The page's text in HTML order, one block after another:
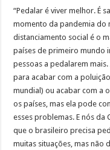
“Pedalar é viver melhor. É
momento da pandemia do
distanciamento social é o
países de primeiro mundo
pessoas a pedalarem
para acabar com a
mundial) ou acabar com a
os países, mas ela pode
esses problemas. E nós da
que o brasileiro precisa
muitas situações, mas não